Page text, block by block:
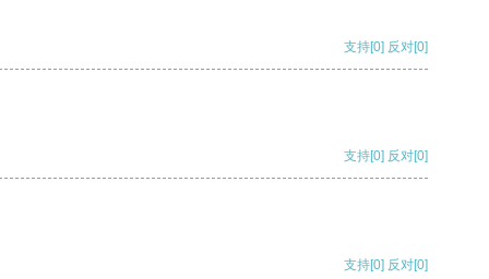
支持[0] 反对[0]
支持[0] 反对[0]
支持[0] 反对[0]